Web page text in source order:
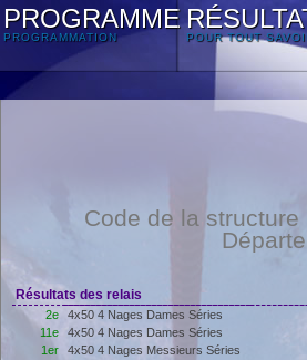
PROGRAMME
PROGRAMMATION POUR TOUT
Code de la
Résultats des relais
2e
4x50 4 Nages Dames Séries
11e
4x50 4 Nages Dames Séries
1er
4x50 4 Nages Messieurs Séries